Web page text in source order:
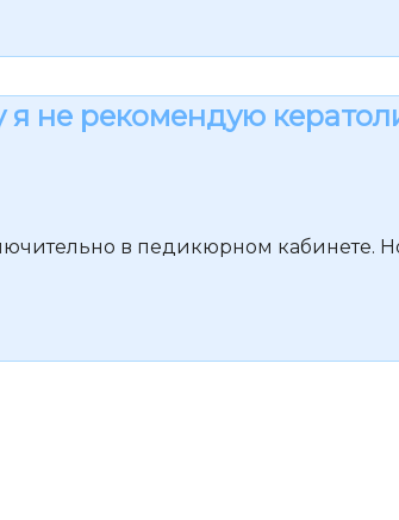
я не рекомендую
в педикюрном кабинете.